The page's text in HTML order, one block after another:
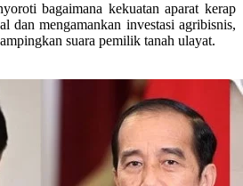
bagaimana kekuatan aparat kerap
dan mengamankan investasi agribisnis,
suara pemilik tanah ulayat.